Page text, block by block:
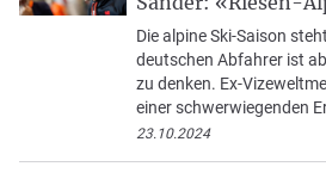
Die alpine Ski-Saison
deutschen Abfahrer ist
zu denken. Ex-
einer schwerwiegenden
23.10.2024